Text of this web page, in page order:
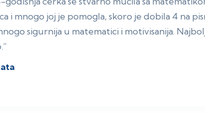
i mnogo joj je pomogla, skoro je dobila 4 na
sigurnija u matematici i motivisanija.